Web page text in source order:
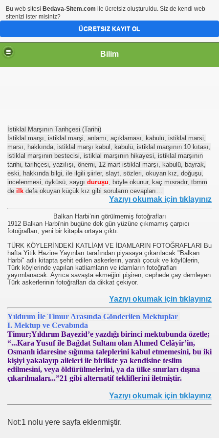
Bilim
İstiklal Marşının Tarihçesi (Tarihi)
İstiklal marşı, istiklal marşi, anlamı, açıklaması, kabulü, istiklal marsi,
marsı, hakkında, istiklal marşı kabul, kabulü, istiklal marşının 10 kıtası,
istiklal marşının bestecisi, istiklal marşının hikayesi, istiklal marşının
tarihi, tarihçesi, yazılışı, önemi, 12 mart istiklal marşı, kabulü, bayrak,
eski, hakkında bilgi, ile ilgili şiirler, slayt, sözleri, okuyan kız, doğuşu,
incelenmesi, öyküsü, saygı duruşu, böyle okunur, kaç mısradır, tbmm
de ilk defa okuyan küçük kız gibi soruların cevapları…
Yazıyı okumak için tıklayınız
Balkan Harbi’nin görülmemiş fotoğrafları
1912 Balkan Harbi'nin bugüne dek gün yüzüne çıkmamış çarpıcı
fotoğrafları, yeni bir kitapla ortaya çıktı.
TÜRK KÖYLERİNDEKİ KATLİAM VE İDAMLARIN FOTOĞRAFLARI Bu
hafta Yitik Hazine Yayınları tarafından piyasaya çıkarılacak "Balkan
Harbi" adlı kitapta şehit edilen askerlerin, yaralı çocuk ve köylülerin,
Türk köylerinde yapılan katliamların ve idamların fotoğrafları
yayımlanacak. Ayrıca savaşta ekmeğini pişiren, cephede çay demleyen
Türk askerlerinin fotoğrafları da dikkat çekiyor.
Yazıyı okumak için tıklayınız
Yıldırım İle Timur Arasında Gönderilen Mektuplar
I. Mektup ve Cevabında
Timur;Yıldırım Bayezid’e yazdığı birinci mektubunda özetle;
“...Kara Yusuf ile Bağdat Sultanı olan Ahmed Celâyir’in,
Osmanlı idaresine sığınma taleplerini kabul etmemesini, bu iki
kişiyi yakalayıp aileleri ile birlikte ya kendisine teslim
edilmesini, veya öldürülmelerini, ya da ülke sınırları dışına
çıkarılmaları...”21 gibi alternatif tekliflerini iletmiştir.
Yazıyı okumak için tıklayınız
Not:1 nolu yere sayfa eklenmiştir.
77-73 Yenildi
açmak için 80 milyon dolar yatırdı
Bu web sitesi Bedava-Sitem.com ile ücretsiz oluşturuldu. Siz de kendi web
sitenizi ister misiniz?
ÜCRETSIZ KAYIT OL